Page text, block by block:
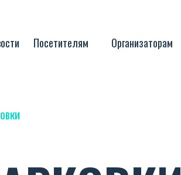
Посетителям Организаторам